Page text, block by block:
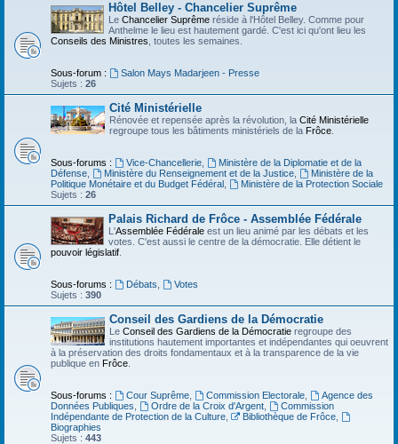
Hôtel Belley - Chancelier Suprême
Le Chancelier Suprême réside à l'Hôtel Belley. Comme pour
Anthelme le lieu est hautement gardé. C'est ici qu'ont lieu les
Conseils des Ministres , toutes les semaines.
Sous-forum :
Salon Mays Madarjeen - Presse
Sujets : 26
Cité Ministérielle
Rénovée et repensée après la révolution, la Cité Ministérielle
regroupe tous les bâtiments ministériels de la Frôce
Sous-forums : Vice-Chancellerie,
Ministère de la Diplomatie et de la
Défense
Ministère du Renseignement et de la Justice,
Ministère de la
Politique Monétaire et du Budget Fédéral
Ministère de la Protection Sociale
Sujets : 26
Palais Richard de Frôce - Assemblée Fédérale
L'Assemblée Fédérale est un lieu animé par les débats et les
votes. C'est aussi le centre de la démocratie. Elle détient le
pouvoir législatif
Sous-forums : Débats
Votes
Sujets : 390
Conseil des Gardiens de la Démocratie
Le Conseil des Gardiens de la Démocratie regroupe des
institutions hautement importantes et indépendantes qui oeuvrent
à la préservation des droits fondamentaux et à la transparence de la vie
publique en Frôce
Sous-forums : Cour Suprême, Commission Electorale,
Agence des
Données Publiques
Ordre de la Croix d'Argent,
Commission
Indépendante de Protection de la Culture
Bibliothèque de Frôce,
Biographies
Sujets : 443